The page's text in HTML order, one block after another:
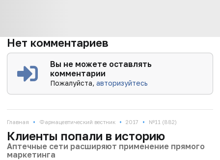
Нет комментариев
Вы не можете оставлять
комментарии
Пожалуйста,авторизуйтесь
Главная • Фармацевтический вестник • 2017 • №11 (882)
Клиенты попали в историю
Аптечные сети расширяют применение прямого
маркетинга